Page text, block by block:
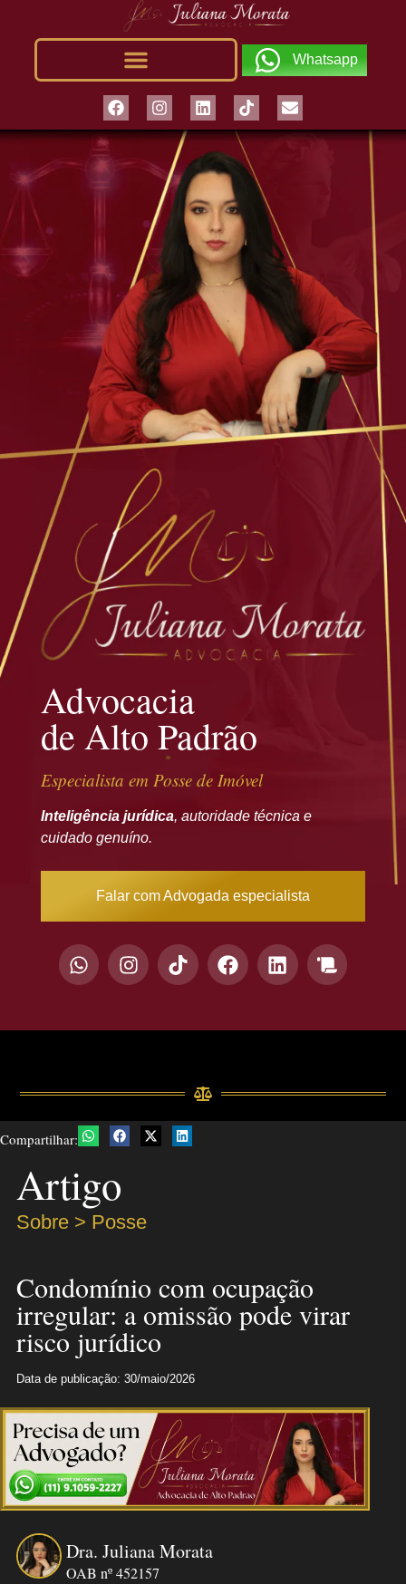
Whatsapp
Advocacia
de Alto Padrão
Especialista em Posse de Imóvel
Inteligência jurídica, autoridade técnica e
cuidado genuíno.
Falar com Advogada especialista
Compartilhar:
Artigo
Sobre > Posse
Condomínio com ocupação
irregular: a omissão pode virar
risco jurídico
Data de publicação: 30/maio/2026
Dra. Juliana Morata
OAB nº 452157